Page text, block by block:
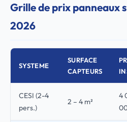
Grille de prix panneaux
2026
SYSTEME
SURFACE
CAPTEURS
CESI (2-4
pers.)
2 – 4 m²
4